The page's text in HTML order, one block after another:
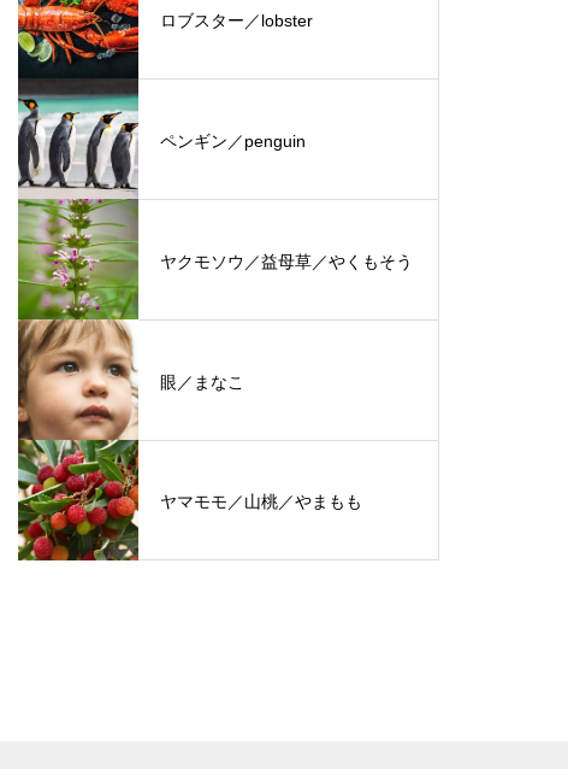
ロブスター／lobster
ペンギン／penguin
ヤクモソウ／益母草／やくもそう
眼／まなこ
ヤマモモ／山桃／やまもも